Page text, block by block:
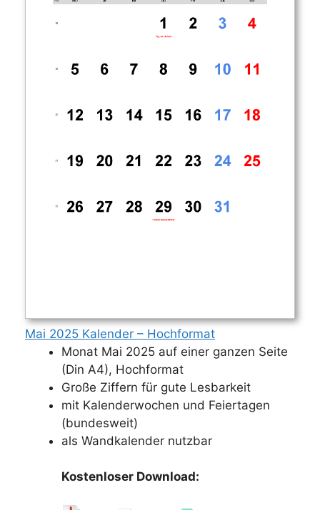
Mai 2025 Kalender – Hochformat
Monat Mai 2025 auf einer ganzen Seite
(Din A4), Hochformat
Große Ziffern für gute Lesbarkeit
mit Kalenderwochen und Feiertagen
(bundesweit)
als Wandkalender nutzbar
Kostenloser Download: